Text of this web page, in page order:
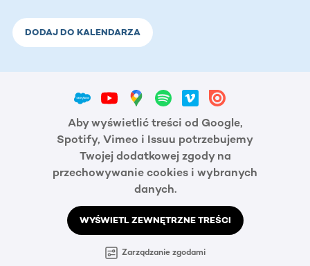
DODAJ DO KALENDARZA
Aby wyświetlić treści od Google,
Spotify, Vimeo i Issuu potrzebujemy
Twojej dodatkowej zgody na
przechowywanie cookies i wybranych
danych.
WYŚWIETL ZEWNĘTRZNE TREŚCI
Zarządzanie zgodami